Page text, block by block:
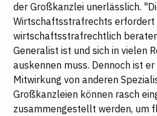
der Großkanzlei unerlässlich.
Wirtschaftsstrafrechts erfordert
wirtschaftsstrafrechtlich
Generalist ist und sich in vielen
auskennen muss. Dennoch ist
Mitwirkung von anderen
Großkanzleien können rasch
zusammengestellt werden, um